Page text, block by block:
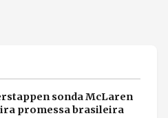
sonda McLaren
promessa brasileira